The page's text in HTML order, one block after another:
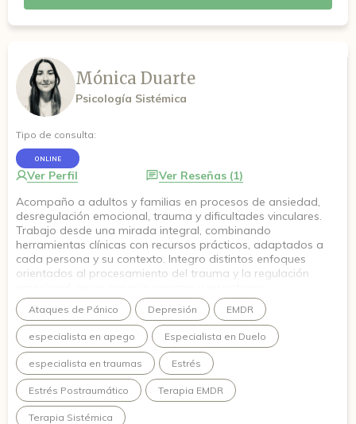
Mónica Duarte
Psicología Sistémica
Tipo de consulta:
ONLINE
Ver Perfil
Ver Reseñas (1)
Acompaño a adultos y familias en procesos de ansiedad,
desregulación emocional, trauma y dificultades vinculares.
Trabajo desde una mirada integral, combinando
herramientas clínicas con recursos prácticos, adaptados a
cada persona y su contexto. Integro distintos enfoques
orientados al procesamiento del trauma y la regulación
Mi objetivo es ofrecer un espacio seguro donde puedas
entender lo que te pasa, sentirte acompañado/a y construir
herramientas reales para estar mejor.
Ataques de Pánico Depresión EMDR
especialista en apego Especialista en Duelo
especialista en traumas Estrés
Estrés Postraumático Terapia EMDR
Terapia Sistémica